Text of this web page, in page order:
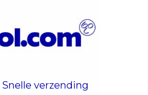
Snelle verzending